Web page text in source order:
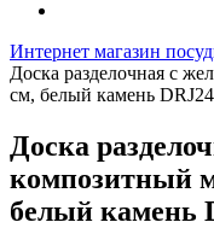
Интернет магазин
Доска разделочная с
см, белый камень
Доска
композитный
белый камень